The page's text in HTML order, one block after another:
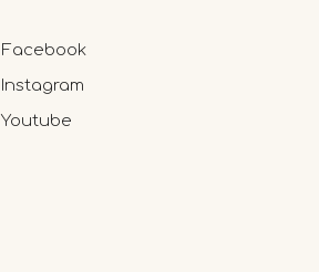
Facebook
Instagram
Youtube